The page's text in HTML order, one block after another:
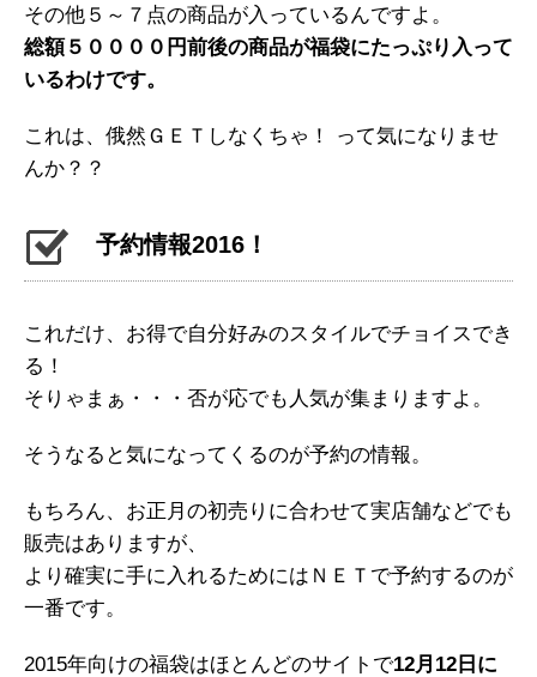
その他５～７点の商品が入っているんですよ。
総額５００００円前後の商品が福袋にたっぷり入って
いるわけです。
これは、俄然ＧＥＴしなくちゃ！ って気になりませ
んか？？
予約情報2016！
これだけ、お得で自分好みのスタイルでチョイスでき
る！
そりゃまぁ・・・否が応でも人気が集まりますよ。
そうなると気になってくるのが予約の情報。
もちろん、お正月の初売りに合わせて実店舗などでも
販売はありますが、
より確実に手に入れるためにはＮＥＴで予約するのが
一番です。
2015年向けの福袋はほとんどのサイトで12月12日に